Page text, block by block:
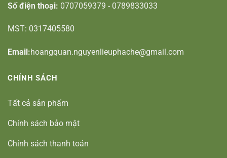
Số điện thoại: 0707059379 - 0789833033
MST: 0317405580
Email:hoangquan.nguyenlieuphache@gmail.com
CHÍNH SÁCH
Tất cả sản phẩm
Chính sách bảo mật
Chính sách thanh toán